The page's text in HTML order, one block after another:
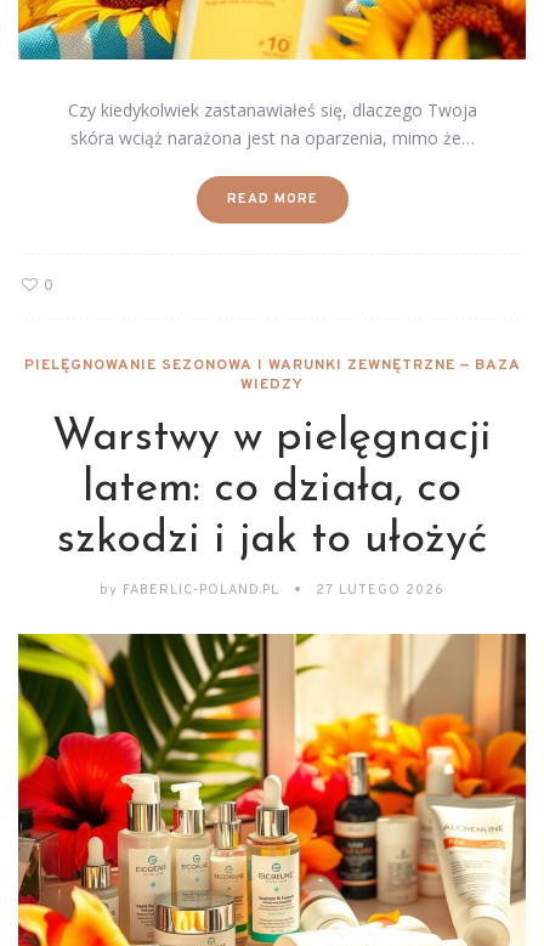
Czy kiedykolwiek zastanawiałeś się, dlaczego Twoja
skóra wciąż narażona jest na oparzenia, mimo że…
READ MORE
0
PIELĘGNOWANIE SEZONOWA I WARUNKI ZEWNĘTRZNE — BAZA
WIEDZY
Warstwy w pielęgnacji
latem: co działa, co
szkodzi i jak to ułożyć
by FABERLIC-POLAND.PL 27 LUTEGO 2026